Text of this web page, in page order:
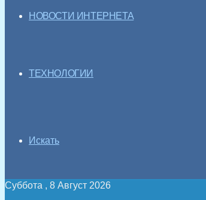
НОВОСТИ ИНТЕРНЕТА
ТЕХНОЛОГИИ
Искать
Суббота , 8 Август 2026